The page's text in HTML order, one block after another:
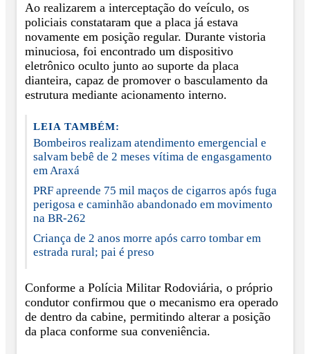
Ao realizarem a interceptação do veículo, os
policiais constataram que a placa já estava
novamente em posição regular. Durante vistoria
minuciosa, foi encontrado um dispositivo
eletrônico oculto junto ao suporte da placa
dianteira, capaz de promover o basculamento da
estrutura mediante acionamento interno.
LEIA TAMBÉM:
Bombeiros realizam atendimento emergencial e
salvam bebê de 2 meses vítima de engasgamento
em Araxá
PRF apreende 75 mil maços de cigarros após fuga
perigosa e caminhão abandonado em movimento
na BR-262
Criança de 2 anos morre após carro tombar em
estrada rural; pai é preso
Conforme a Polícia Militar Rodoviária, o próprio
condutor confirmou que o mecanismo era operado
de dentro da cabine, permitindo alterar a posição
da placa conforme sua conveniência.